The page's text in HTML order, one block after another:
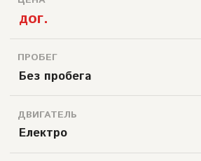
дог.
ПРОБЕГ
Без пробега
ДВИГАТЕЛЬ
Електро